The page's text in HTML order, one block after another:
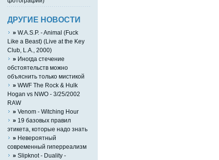
ДРУГИЕ НОВОСТИ
» W.A.S.P. - Animal (Fuck
Like a Beast) (Live at the Key
Club, L.A., 2000)
» Иногда стечение
обстоятельств можно
объяснить только мистикой
» WWF The Rock & Hulk
Hogan vs NWO - 3/25/2002
RAW
» Venom - Witching Hour
» 19 базовых правил
этикета, которые надо знать
» Невероятный
современный гиперреализм
» Slipknot - Duality -